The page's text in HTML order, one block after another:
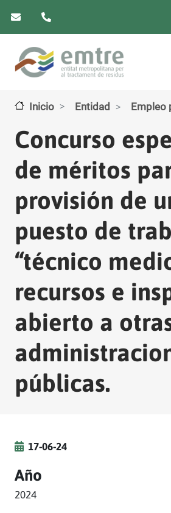
Inicio Entidad Empleo
Concurso
de méritos
provisión de
puesto de
“técnico
recursos e
abierto a
públicas.
17-06-24
Año
2024